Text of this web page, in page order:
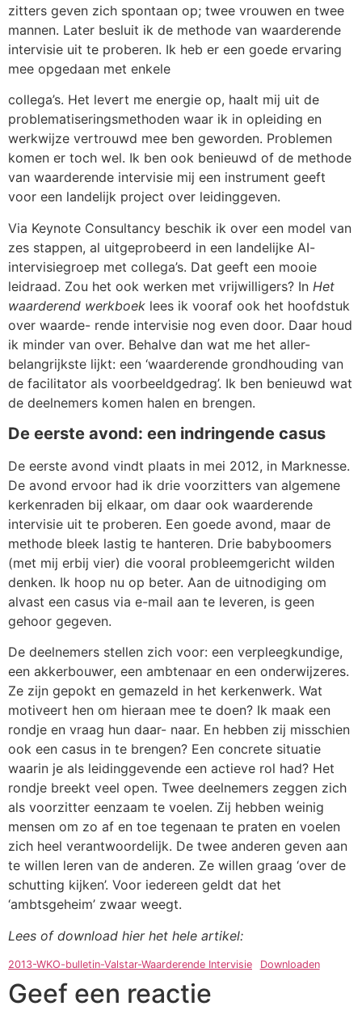
zitters geven zich spontaan op; twee vrouwen en twee
mannen. Later besluit ik de methode van waarderende
intervisie uit te proberen. Ik heb er een goede ervaring
mee opgedaan met enkele
collega’s. Het levert me energie op, haalt mij uit de
problematiseringsmethoden waar ik in opleiding en
werkwijze vertrouwd mee ben geworden. Problemen
komen er toch wel. Ik ben ook benieuwd of de methode
van waarderende intervisie mij een instrument geeft
voor een landelijk project over leidinggeven.
Via Keynote Consultancy beschik ik over een model van
zes stappen, al uitgeprobeerd in een landelijke AI-
intervisiegroep met collega’s. Dat geeft een mooie
leidraad. Zou het ook werken met vrijwilligers? In Het
waarderend werkboek lees ik vooraf ook het hoofdstuk
over waarde- rende intervisie nog even door. Daar houd
ik minder van over. Behalve dan wat me het aller-
belangrijkste lijkt: een ‘waarderende grondhouding van
de facilitator als voorbeeldgedrag’. Ik ben benieuwd wat
de deelnemers komen halen en brengen.
De eerste avond: een indringende casus
De eerste avond vindt plaats in mei 2012, in Marknesse.
De avond ervoor had ik drie voorzitters van algemene
kerkenraden bij elkaar, om daar ook waarderende
intervisie uit te proberen. Een goede avond, maar de
methode bleek lastig te hanteren. Drie babyboomers
(met mij erbij vier) die vooral probleemgericht wilden
denken. Ik hoop nu op beter. Aan de uitnodiging om
alvast een casus via e-mail aan te leveren, is geen
gehoor gegeven.
De deelnemers stellen zich voor: een verpleegkundige,
een akkerbouwer, een ambtenaar en een onderwijzeres.
Ze zijn gepokt en gemazeld in het kerkenwerk. Wat
motiveert hen om hieraan mee te doen? Ik maak een
rondje en vraag hun daar- naar. En hebben zij misschien
ook een casus in te brengen? Een concrete situatie
waarin je als leidinggevende een actieve rol had? Het
rondje breekt veel open. Twee deelnemers zeggen zich
als voorzitter eenzaam te voelen. Zij hebben weinig
mensen om zo af en toe tegenaan te praten en voelen
zich heel verantwoordelijk. De twee anderen geven aan
te willen leren van de anderen. Ze willen graag ‘over de
schutting kijken’. Voor iedereen geldt dat het
‘ambtsgeheim’ zwaar weegt.
Lees of download hier het hele artikel:
2013-WKO-bulletin-Valstar-Waarderende Intervisie Downloaden
Geef een reactie